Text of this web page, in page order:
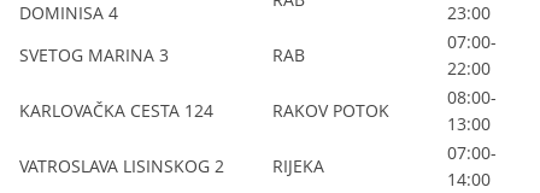
DOMINISA 4
23:00
SVETOG MARINA 3
RAB
07:00-
22:00
KARLOVAČKA CESTA 124
RAKOV POTOK
08:00-
13:00
VATROSLAVA LISINSKOG 2
RIJEKA
07:00-
14:00